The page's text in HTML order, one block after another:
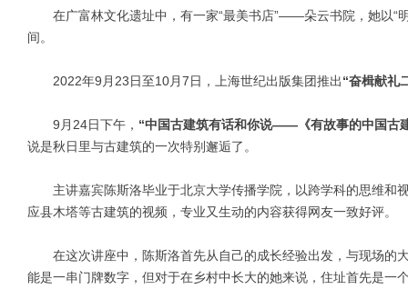
在广富林文化遗址中，有一家“最美书店”——朵云书院，她以“明
间。
2022年9月23日至10月7日，上海世纪出版集团推出“奋楫献礼
9月24日下午， “中国古建筑有话和你说——《有故事的中国古
说是秋日里与古建筑的一次特别邂逅了。
主讲嘉宾陈斯洛毕业于北京大学传播学院，以跨学科的思维和
应县木塔等古建筑的视频，专业又生动的内容获得网友一致好评。
在这次讲座中，陈斯洛首先从自己的成长经验出发，与现场的
能是一串门牌数字，但对于在乡村中长大的她来说，住址首先是一